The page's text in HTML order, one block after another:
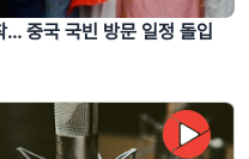
… 중국 국빈 방문 일정 돌입